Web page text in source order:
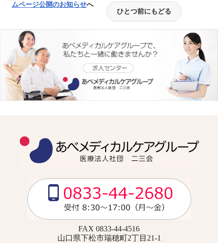
ムページ公開のお知らせへ
FAX 0833-44-4516
山口県下松市瑞穂町2丁目21-1